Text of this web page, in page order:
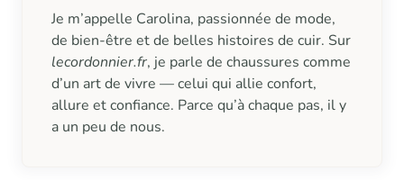
Je m’appelle Carolina, passionnée de mode,
de bien-être et de belles histoires de cuir. Sur
lecordonnier.fr, je parle de chaussures comme
d’un art de vivre — celui qui allie confort,
allure et confiance. Parce qu’à chaque pas, il y
a un peu de nous.